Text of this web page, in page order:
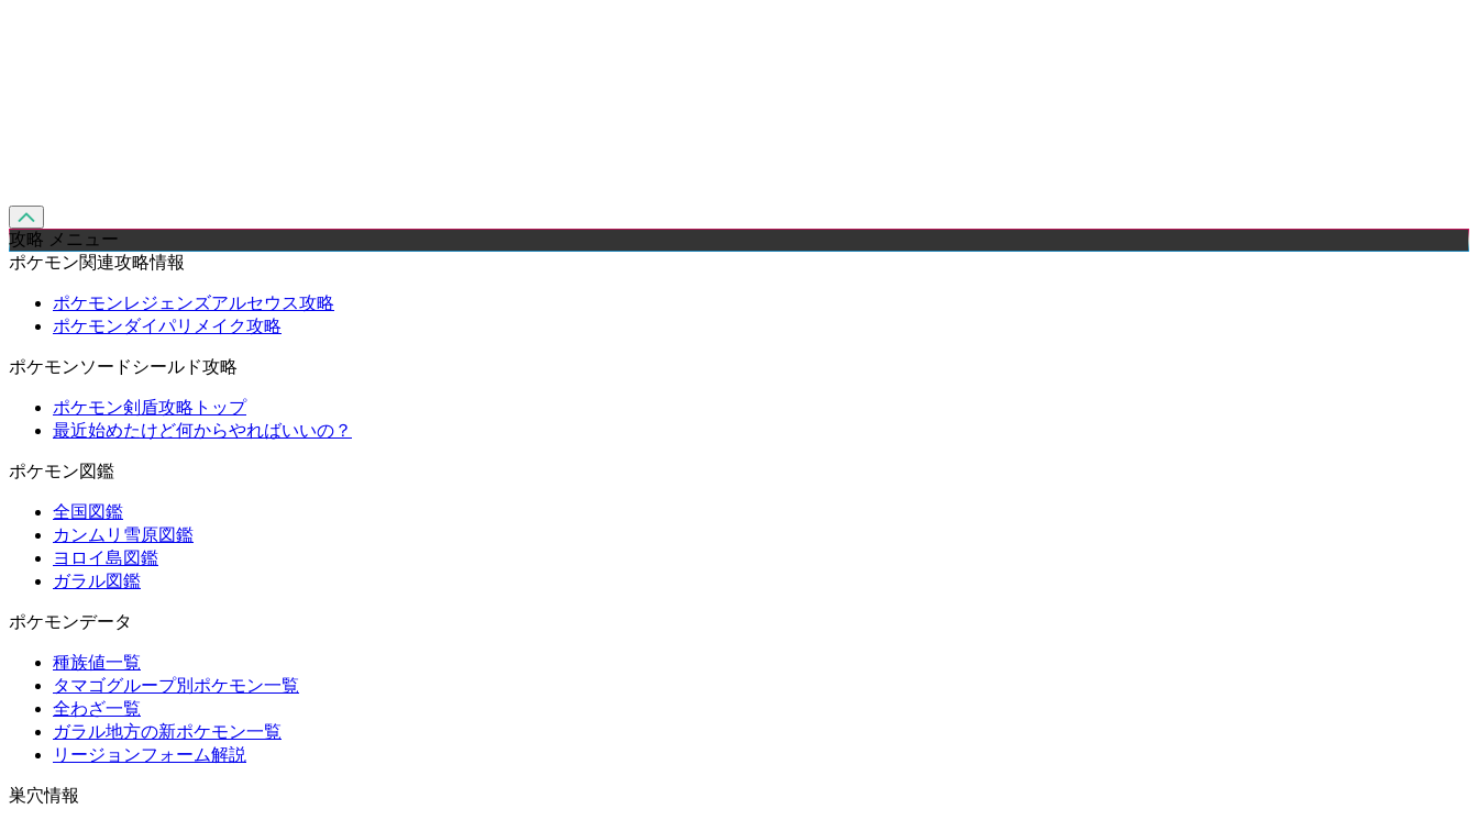
攻略 メニュー
ポケモン関連攻略情報
ポケモンレジェンズアルセウス攻略
ポケモンダイパリメイク攻略
ポケモンソードシールド攻略
ポケモン剣盾攻略トップ
最近始めたけど何からやればいいの？
ポケモン図鑑
全国図鑑
カンムリ雪原図鑑
ヨロイ島図鑑
ガラル図鑑
ポケモンデータ
種族値一覧
タマゴグループ別ポケモン一覧
全わざ一覧
ガラル地方の新ポケモン一覧
リージョンフォーム解説
巣穴情報